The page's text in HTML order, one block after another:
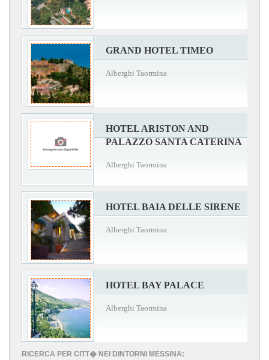
GRAND HOTEL TIMEO
Alberghi Taormina
HOTEL ARISTON AND
PALAZZO SANTA CATERINA
Alberghi Taormina
HOTEL BAIA DELLE SIRENE
Alberghi Taormina
HOTEL BAY PALACE
Alberghi Taormina
RICERCA PER CITT� NEI DINTORNI MESSINA: